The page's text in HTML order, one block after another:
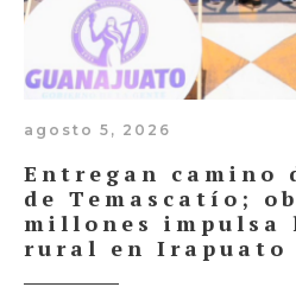
agosto 5, 2026
Entregan camino
de Temascatío;
millones impulsa
rural en Irapuato